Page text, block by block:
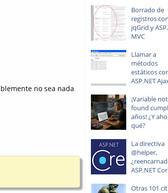
no sea nada
Borrado de
registros con
jqGrid y
MVC
Llamar a
métodos
estáticos
ASP.NET
¡Variable not
found
años! ¿Y
qué?
La directiva
@helper,
ASP.NET
Otras 101